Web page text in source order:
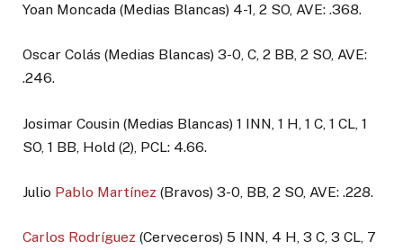
Yoan Moncada (Medias Blancas) 4-1, 2 SO, AVE: .368.
Oscar Colás (Medias Blancas) 3-0, C, 2 BB, 2 SO, AVE:
.246.
Josimar Cousin (Medias Blancas) 1 INN, 1 H, 1 C, 1 CL, 1
SO, 1 BB, Hold (2), PCL: 4.66.
Julio Pablo Martínez (Bravos) 3-0, BB, 2 SO, AVE: .228.
Carlos Rodríguez (Cerveceros) 5 INN, 4 H, 3 C, 3 CL, 7